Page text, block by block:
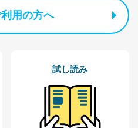
用の方へ
試し読み